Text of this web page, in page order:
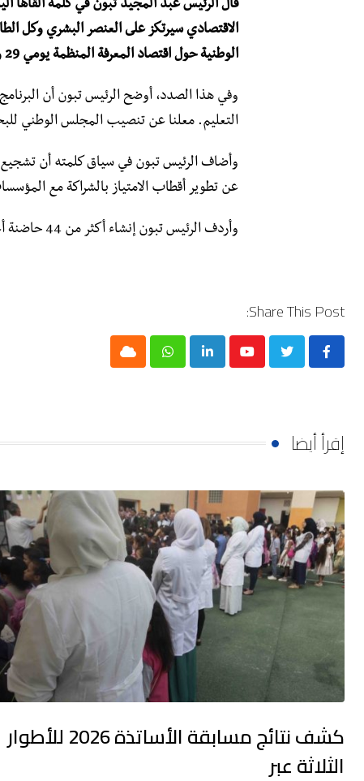
قال الرئيس عبد المجيد تبون في كلمة ألقاها
الاقتصادي سيرتكز على العنصر البشري وكل
الوطنية حول اقتصاد المعرفة المنظمة يومي 29 و 30 مارس الجاري.
وفي هذا الصدد، أوضح الرئيس تبون أن
التعليم. معلنا عن تنصيب المجلس الوطني
وأضاف الرئيس تبون في سياق كلمته أن تشجيع
عن تطوير أقطاب الامتياز بالشراكة مع
وأردف الرئيس تبون إنشاء أكثر من 44 حاضنة أعمال حتى اليوم.
Share This Post:
Youtube
LinkedIn
Whatsapp
Cloud
إقرأ أيضا
كشف نتائج مسابقة الأساتذة 2026 للأطوار
الثلاثة عبر